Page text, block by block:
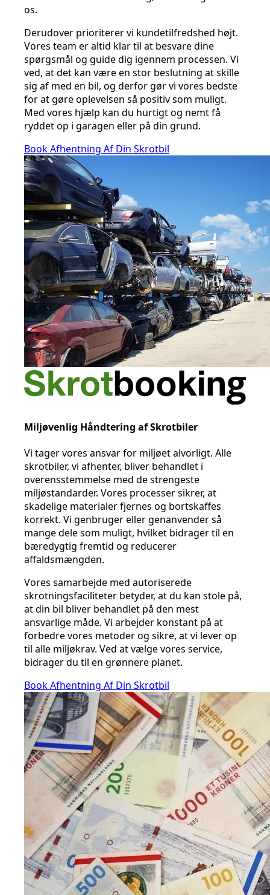
os.
Derudover prioriterer vi kundetilfredshed højt.
Vores team er altid klar til at besvare dine
spørgsmål og guide dig igennem processen. Vi
ved, at det kan være en stor beslutning at skille
sig af med en bil, og derfor gør vi vores bedste
for at gøre oplevelsen så positiv som muligt.
Med vores hjælp kan du hurtigt og nemt få
ryddet op i garagen eller på din grund.
Book Afhentning Af Din Skrotbil
Miljøvenlig Håndtering af Skrotbiler
Vi tager vores ansvar for miljøet alvorligt. Alle
skrotbiler, vi afhenter, bliver behandlet i
overensstemmelse med de strengeste
miljøstandarder. Vores processer sikrer, at
skadelige materialer fjernes og bortskaffes
korrekt. Vi genbruger eller genanvender så
mange dele som muligt, hvilket bidrager til en
bæredygtig fremtid og reducerer
affaldsmængden.
Vores samarbejde med autoriserede
skrotningsfaciliteter betyder, at du kan stole på,
at din bil bliver behandlet på den mest
ansvarlige måde. Vi arbejder konstant på at
forbedre vores metoder og sikre, at vi lever op
til alle miljøkrav. Ved at vælge vores service,
bidrager du til en grønnere planet.
Book Afhentning Af Din Skrotbil